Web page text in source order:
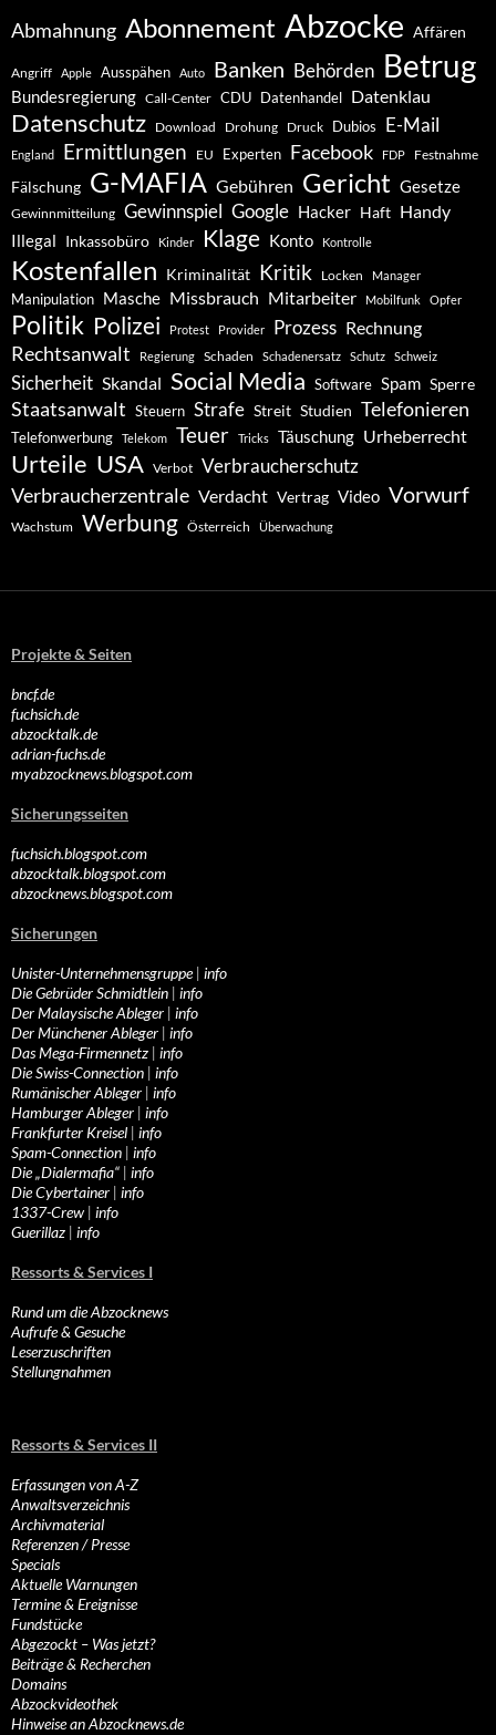
Abmahnung Abonnement Abzocke Affären
Angriff Apple Ausspähen Auto Banken Behörden Betrug
Bundesregierung Call-Center CDU Datenhandel Datenklau
Datenschutz Download Drohung Druck Dubios E-Mail
England Ermittlungen EU Experten Facebook FDP Festnahme
Fälschung G-MAFIA Gebühren Gericht Gesetze
Gewinnmitteilung Gewinnspiel Google Hacker Haft Handy
Illegal Inkassobüro Kinder Klage Konto Kontrolle
Kostenfallen Kriminalität Kritik Locken Manager
Manipulation Masche Missbrauch Mitarbeiter Mobilfunk Opfer
Politik Polizei Protest Provider Prozess Rechnung
Rechtsanwalt Regierung Schaden Schadenersatz Schutz Schweiz
Sicherheit Skandal Social Media Software Spam Sperre
Staatsanwalt Steuern Strafe Streit Studien Telefonieren
Telefonwerbung Telekom Teuer Tricks Täuschung Urheberrecht
Urteile USA Verbot Verbraucherschutz
Verbraucherzentrale Verdacht Vertrag Video Vorwurf
Wachstum Werbung Österreich Überwachung
Projekte & Seiten
bncf.de
fuchsich.de
abzocktalk.de
adrian-fuchs.de
myabzocknews.blogspot.com
Sicherungsseiten
fuchsich.blogspot.com
abzocktalk.blogspot.com
abzocknews.blogspot.com
Sicherungen
Unister-Unternehmensgruppe| info
Die Gebrüder Schmidtlein | info
Der Malaysische Ableger | info
Der Münchener Ableger | info
Das Mega-Firmennetz | info
Die Swiss-Connection | info
Rumänischer Ableger | info
Hamburger Ableger | info
Frankfurter Kreisel | info
Spam-Connection | info
Die „Dialermafia“ | info
Die Cybertainer | info
1337-Crew | info
Guerillaz | info
Ressorts & Services I
Rund um die Abzocknews
Aufrufe & Gesuche
Leserzuschriften
Stellungnahmen
Ressorts & Services II
Erfassungen von A-Z
Anwaltsverzeichnis
Archivmaterial
Referenzen / Presse
Specials
Aktuelle Warnungen
Termine & Ereignisse
Fundstücke
Abgezockt – Was jetzt?
Beiträge & Recherchen
Domains
Abzockvideothek
Hinweise an Abzocknews.de